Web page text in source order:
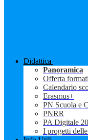
Didattica
Panoramica
Offerta
Calendario
Erasmus+
PN Scuola e
PNRR
PA Digitale
I progetti